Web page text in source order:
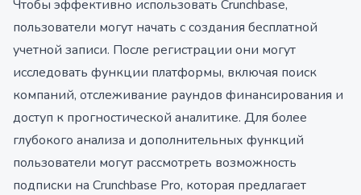
Чтобы эффективно использовать Crunchbase,
пользователи могут начать с создания бесплатной
учетной записи. После регистрации они могут
исследовать функции платформы, включая поиск
компаний, отслеживание раундов финансирования и
доступ к прогностической аналитике. Для более
глубокого анализа и дополнительных функций
пользователи могут рассмотреть возможность
подписки на Crunchbase Pro, которая предлагает